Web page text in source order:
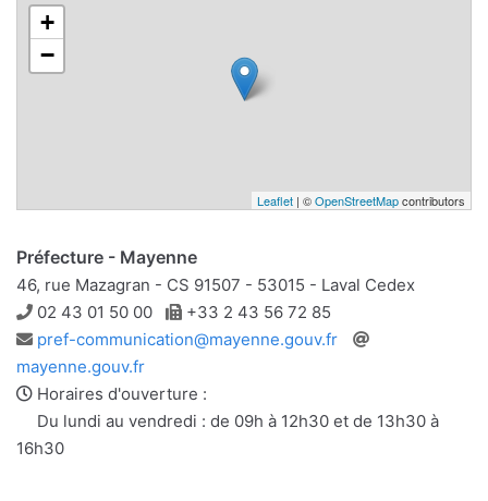
+
−
Leaflet | ©OpenStreetMapcontributors
Préfecture - Mayenne
46, rue Mazagran - CS 91507 - 53015 - Laval Cedex
Téléphone
02 43 01 50 00 Télécopie
+33 2 43 56 72 85
Adresse
e-
mail
pref-communication@mayenne.gouv.fr
mayenne.gouv.fr
Horaires d'ouverture :
Du lundi au vendredi : de 09h à 12h30 et de 13h30 à
16h30